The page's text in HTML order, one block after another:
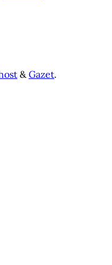
&Gazet.